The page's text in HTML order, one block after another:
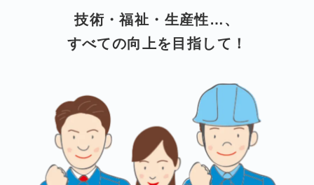
技術・福祉・生産性…、
すべての向上を目指して！